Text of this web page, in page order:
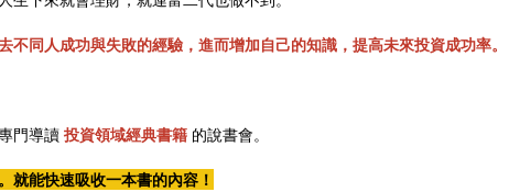
不同人成功與失敗的經驗，進而增加自己的知識，提高未來投資成功率。
門導讀 投資領域經典書籍 的說書會。
就能快速吸收一本書的內容！